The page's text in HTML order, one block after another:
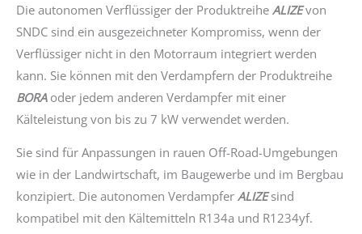
Die autonomen Verflüssiger der Produktreihe ALIZE von
SNDC sind ein ausgezeichneter Kompromiss, wenn der
Verflüssiger nicht in den Motorraum integriert werden
kann. Sie können mit den Verdampfern der Produktreihe
BORAoder jedem anderen Verdampfer mit einer
Kälteleistung von bis zu 7 kW verwendet werden.
Sie sind für Anpassungen in rauen Off-Road-Umgebungen
wie in der Landwirtschaft, im Baugewerbe und im Bergbau
konzipiert. Die autonomen Verdampfer ALIZE sind
kompatibel mit den Kältemitteln R134a und R1234yf.